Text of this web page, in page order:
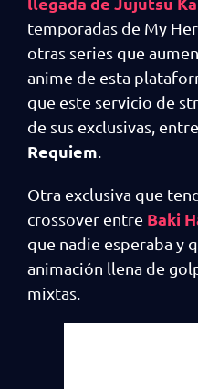
temporadas de My
otras series que
anime de esta
que este servicio de
de sus exclusivas,
Requiem
Otra exclusiva que
crossover entre Baki
que nadie esperaba y
animación llena de
mixtas.